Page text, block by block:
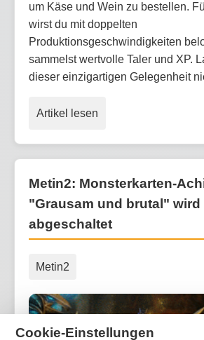
um Käse und Wein zu bestellen.
wirst du mit doppelten
Produktionsgeschwindigkeiten
sammelst wertvolle Taler und XP.
dieser einzigartigen Gelegenheit
Artikel lesen
Metin2: Monsterkarten-
"Grausam und brutal" wird
abgeschaltet
Metin2
Cookie-Einstellungen